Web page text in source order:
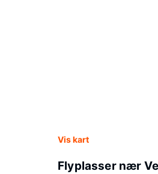
Vis kart
Flyplasser nær